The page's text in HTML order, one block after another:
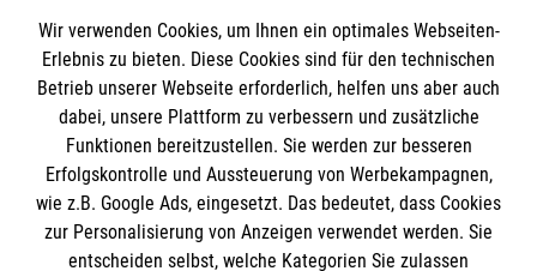
Informationen
Impressum
Datenschutz
Kontakt
Die Malteser
Wir verwenden Cookies, um Ihnen ein optimales Webseiten-
Erlebnis zu bieten. Diese Cookies sind für den technischen
Betrieb unserer Webseite erforderlich, helfen uns aber auch
dabei, unsere Plattform zu verbessern und zusätzliche
Funktionen bereitzustellen. Sie werden zur besseren
Erfolgskontrolle und Aussteuerung von Werbekampagnen,
wie z.B. Google Ads, eingesetzt. Das bedeutet, dass Cookies
zur Personalisierung von Anzeigen verwendet werden. Sie
entscheiden selbst, welche Kategorien Sie zulassen